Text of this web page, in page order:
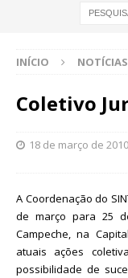
INÍCIO NOTÍCIAS
Coletivo
18 de março de 2010
A Coordenação do
de março para 25
Campeche, na
atuais ações
possibilidade de